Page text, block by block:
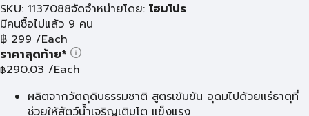
SKU: 1137088จัดจำหน่ายโดย: โฮมโปร
มีคนซื้อไปแล้ว 9 คน
฿ 299 /Each
ราคาสุดท้าย*
฿290.03 /Each
ผลิตจากวัตถุดิบธรรมชาติ สูตรเข้มข้น อุดมไปด้วยแร่ธาตุที่
ช่วยให้สัตว์น้ำเจริญเติบโต แข็งแรง